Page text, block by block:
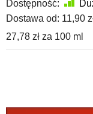
Dostępność:
Dostawa od: 11,90
27,78 zł za 100 ml